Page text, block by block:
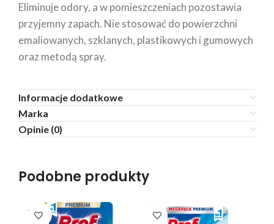
Eliminuje odory, a w pomieszczeniach pozostawia
przyjemny zapach. Nie stosować do powierzchni
emaliowanych, szklanych, plastikowych i gumowych
oraz metodą spray.
Informacje dodatkowe
Marka
Opinie (0)
Podobne produkty
SOLD
OUT